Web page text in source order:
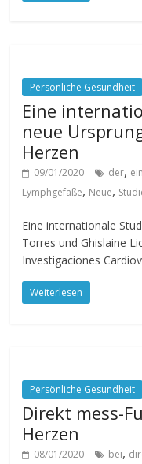
Persönliche Gesundheit
Eine
neue
Herzen
09/01/2020 der,
Lymphgefäße, Neue,
Eine internationale
Torres und Ghislaine
Investigaciones
Weiterlesen
Persönliche Gesundheit
Direkt mess-
Herzen
08/01/2020 bei,